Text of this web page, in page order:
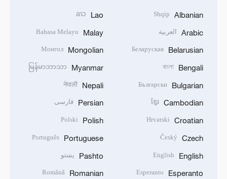
Albanian
Shqip
Arabic العربية
Belarusian
Беларуская
Bengali
বাংলা
Bulgarian
Български
Cambodian
ខ្មែរ
Croatian
Hrvatski
Czech
Český
English
English
Esperanto
Esperanto
Lao
ລາວ
Malay
Bahasa Melayu
Mongolian
Монгол
Myanmar
မြန်မာဘာသာ
Nepali
नेपाली
Persian فارسی
Polish
Polski
Portuguese
Português
Pashto پښتو
Romanian
Română